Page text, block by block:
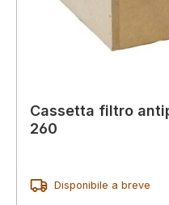
Cassetta filtro
260
Disponibile a breve